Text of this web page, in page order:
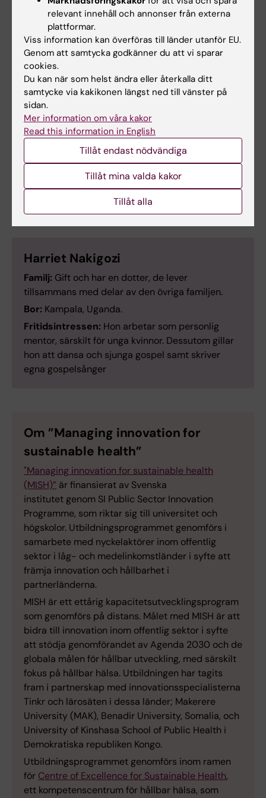
universitetet i Dar es-Salaam i Tanzania.
Samtidigt behövs fler internationella
samarbeten för att hitta sätt att hantera både
smittsamma och icke-smittsamma
sjukdomar.
– Vi behöver även mer utbildning för stärka
både vårt preventiva arbete och den dagliga
hälso- och sjukvården. Vi står inför stora
utmaningar och vissa delar av vår befolkning
är drabbade av svält. Bara genom ökad global
samverkan och partnerskap kan vi skapa en
bättre framtid, säger Harriet Nakigozi.
Harriet Nakigozi
Familj: Gift och har en dotter, de lever
tillsammans med delar av den övriga familjen.
Bor: Kampala, Uganda.
Fritidsintressen: Hon arbetar som personlig
mentor, särskilt för unga kvinnor. Dessutom gillar
hon att dansa och sjunga gospel samt skriver
egna gospelsånger
Om ”Managing innovation for
sustainable health”
"Managing innovation for sustainable health
(MISH)” är finansierat av Svenska
institutet genom SI Public Sector Innovation
Programme, som riktar sig till universitet och
högskolor. Utbildningsprogrammet genomförs i
samarbete med nyckelaktörer inom offentlig
sektor i låg- och medelinkomstländer i syfte att
främja innovation och hållbarhet i
partnerländerna.
MISH är ett ettårig kapacitetsutvecklingsprogram
som genomförs på distans. Målet med MISH är att
bidra till innovation inom offentlig sektor i syfte
att stödja genomförandet av Agenda 2030 och de
globala målen för hållbar utveckling, med särskilt
fokus på hållbar hälsa. Utbildningen har tagits
fram i partnerskap med innovationsspecialisterna
Tinkr och lärosäten i dessa länder; Makerere
University (MAK), Benadir University, Somalia, och
University of Kinshasa School of Public Health i
Demokratiska republiken Kongo.
Utbildningsprogrammet genomförs inom ramen
för Centre of Excellence for Sustainable Health,
ett kompetenscentrum för hållbar hälsa, som
relevant innehåll och annonser från externa
plattformar.
Viss information kan överföras till länder utanför EU.
Genom att samtycka godkänner du att vi sparar
cookies.
Du kan när som helst ändra eller återkalla ditt
samtycke via kakikonen längst ned till vänster på
sidan.
Mer information om våra kakor
Read this information in English
Tillåt endast nödvändiga
Tillåt mina valda kakor
Tillåt alla